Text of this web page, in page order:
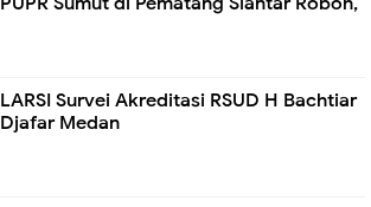
LARSI Survei Akreditasi RSUD H Bachtiar
Djafar Medan